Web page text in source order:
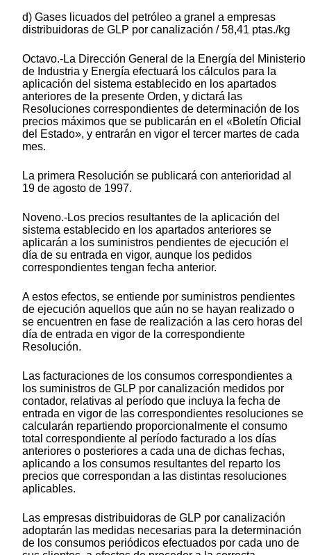
d) Gases licuados del petróleo a granel a empresas
distribuidoras de GLP por canalización / 58,41 ptas./kg
Octavo.-La Dirección General de la Energía del Ministerio
de Industria y Energía efectuará los cálculos para la
aplicación del sistema establecido en los apartados
anteriores de la presente Orden, y dictará las
Resoluciones correspondientes de determinación de los
precios máximos que se publicarán en el «Boletín Oficial
del Estado», y entrarán en vigor el tercer martes de cada
mes.
La primera Resolución se publicará con anterioridad al
19 de agosto de 1997.
Noveno.-Los precios resultantes de la aplicación del
sistema establecido en los apartados anteriores se
aplicarán a los suministros pendientes de ejecución el
día de su entrada en vigor, aunque los pedidos
correspondientes tengan fecha anterior.
A estos efectos, se entiende por suministros pendientes
de ejecución aquellos que aún no se hayan realizado o
se encuentren en fase de realización a las cero horas del
día de entrada en vigor de la correspondiente
Resolución.
Las facturaciones de los consumos correspondientes a
los suministros de GLP por canalización medidos por
contador, relativas al período que incluya la fecha de
entrada en vigor de las correspondientes resoluciones se
calcularán repartiendo proporcionalmente el consumo
total correspondiente al período facturado a los días
anteriores o posteriores a cada una de dichas fechas,
aplicando a los consumos resultantes del reparto los
precios que correspondan a las distintas resoluciones
aplicables.
Las empresas distribuidoras de GLP por canalización
adoptarán las medidas necesarias para la determinación
de los consumos periódicos efectuados por cada uno de